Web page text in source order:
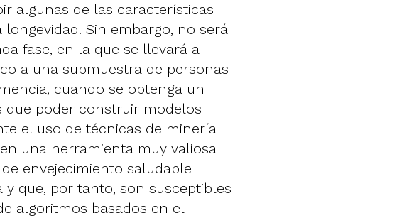
algunas de las características
Sin embargo, no será
fase, en la que se llevará a
a una submuestra de personas
cuando se obtenga un
poder construir modelos
el uso de técnicas de minería
una herramienta muy valiosa
envejecimiento saludable
que, por tanto, son susceptibles
algoritmos basados en el